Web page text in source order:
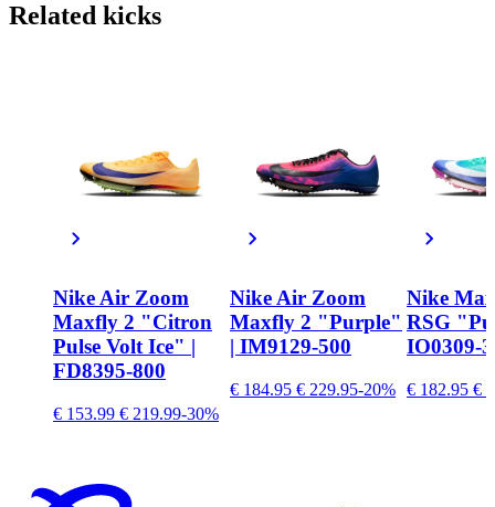
Related kicks
Nike Air Zoom
Maxfly 2 "Citron
Pulse Volt Ice" |
FD8395-800
€ 153.99 € 219.99-30%
Nike Air Zoom
Maxfly 2 "Purple"
| IM9129-500
€ 184.95 € 229.95-20%
Nike
RSG
IO0309-
€ 182.95 €